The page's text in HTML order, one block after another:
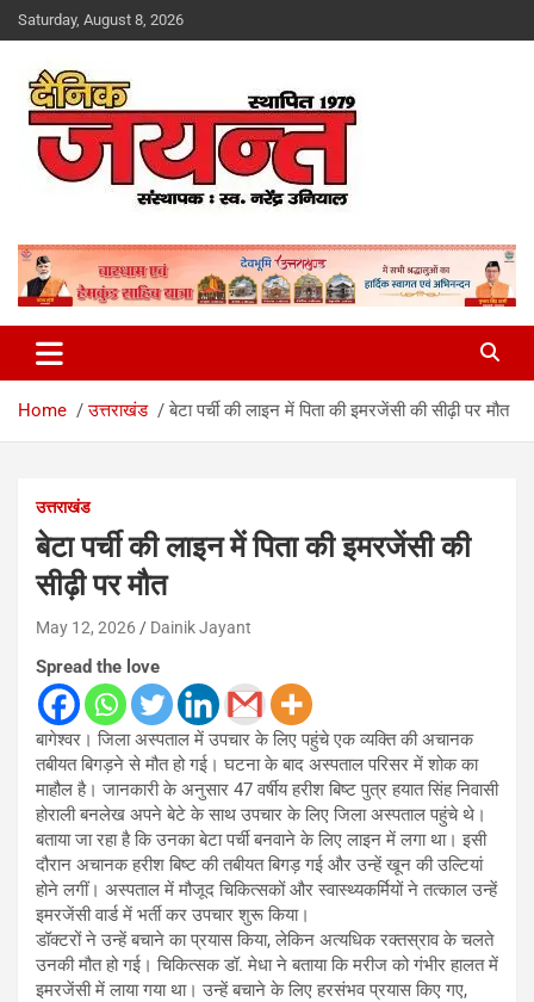
Skip
to
Saturday, August 8, 2026
Dainik Jayant
Home उत्तराखंड बेटा पर्ची की लाइन में पिता की इमरजेंसी की सीढ़ी पर मौत
उत्तराखंड
बेटा पर्ची की लाइन में पिता की इमरजेंसी की
सीढ़ी पर मौत
May 12, 2026 Dainik Jayant
Spread the love
बागेश्वर। जिला अस्पताल में उपचार के लिए पहुंचे एक व्यक्ति की अचानक
तबीयत बिगड़ने से मौत हो गई। घटना के बाद अस्पताल परिसर में शोक का
माहौल है। जानकारी के अनुसार 47 वर्षीय हरीश बिष्ट पुत्र हयात सिंह निवासी
होराली बनलेख अपने बेटे के साथ उपचार के लिए जिला अस्पताल पहुंचे थे।
बताया जा रहा है कि उनका बेटा पर्ची बनवाने के लिए लाइन में लगा था। इसी
दौरान अचानक हरीश बिष्ट की तबीयत बिगड़ गई और उन्हें खून की उल्टियां
होने लगीं। अस्पताल में मौजूद चिकित्सकों और स्वास्थ्यकर्मियों ने तत्काल उन्हें
इमरजेंसी वार्ड में भर्ती कर उपचार शुरू किया।
डॉक्टरों ने उन्हें बचाने का प्रयास किया, लेकिन अत्यधिक रक्तस्राव के चलते
उनकी मौत हो गई। चिकित्सक डॉ. मेधा ने बताया कि मरीज को गंभीर हालत में
इमरजेंसी में लाया गया था। उन्हें बचाने के लिए हरसंभव प्रयास किए गए,